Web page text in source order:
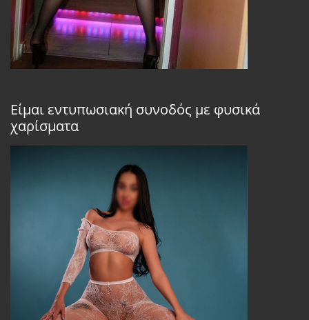
Είμαι εντυπωσιακή συνοδός με φυσικά
χαρίσματα